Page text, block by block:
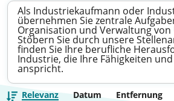
Als Industriekaufmann oder
übernehmen Sie zentrale
Organisation und Verwaltung
Stöbern Sie durch unsere
finden Sie Ihre berufliche
Industrie, die Ihre Fähigkeiten
anspricht.
Relevanz Datum Entfernung